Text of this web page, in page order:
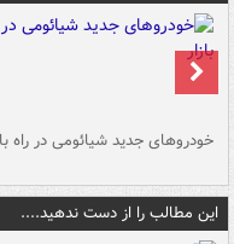
خودروهای جدید شیائومی در راه
این مطالب را از دست ندهید....